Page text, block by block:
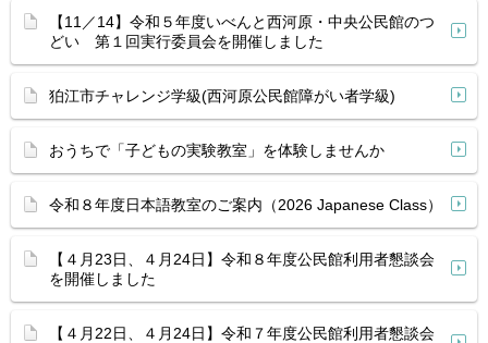
【11／14】令和５年度いべんと西河原・中央公民館のつ
どい 第１回実行委員会を開催しました
狛江市チャレンジ学級(西河原公民館障がい者学級)
おうちで「子どもの実験教室」を体験しませんか
令和８年度日本語教室のご案内（2026 Japanese Class）
【４月23日、４月24日】令和８年度公民館利用者懇談会
を開催しました
【４月22日、４月24日】令和７年度公民館利用者懇談会